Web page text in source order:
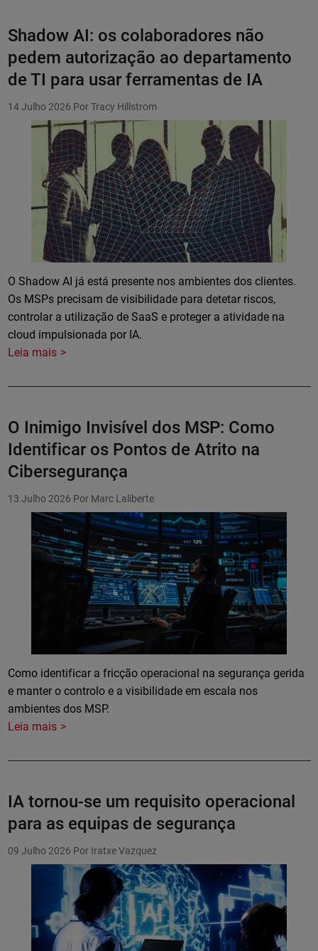
Shadow AI: os colaboradores não
pedem autorização ao departamento
de TI para usar ferramentas de IA
14 Julho 2026 Por Tracy Hillstrom
O Shadow AI já está presente nos ambientes dos clientes.
Os MSPs precisam de visibilidade para detetar riscos,
controlar a utilização de SaaS e proteger a atividade na
cloud impulsionada por IA.
Leia mais
O Inimigo Invisível dos MSP: Como
Identificar os Pontos de Atrito na
Cibersegurança
13 Julho 2026 Por Marc Laliberte
Como identificar a fricção operacional na segurança gerida
e manter o controlo e a visibilidade em escala nos
ambientes dos MSP.
Leia mais
IA tornou-se um requisito operacional
para as equipas de segurança
09 Julho 2026 Por Iratxe Vazquez